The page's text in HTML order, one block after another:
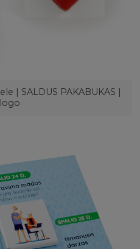
| SALDUS PAKABUKAS |